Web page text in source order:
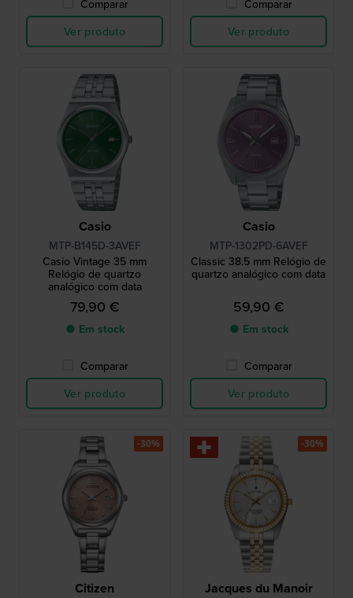
Comparar
Ver produto
Comparar
Ver produto
Casio
MTP-B145D-3AVEF
Casio Vintage 35 mm
Relógio de quartzo
analógico com data
79,90 €
● Em stock
Comparar
Ver produto
Casio
MTP-1302PD-6AVEF
Classic 38.5 mm Relógio de
quartzo analógico com data
59,90 €
● Em stock
Comparar
Ver produto
Citizen
-30%
Jacques du Manoir
-30%